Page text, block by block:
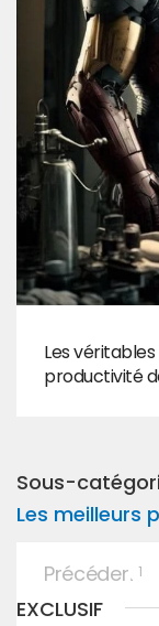
Les
productivité
Sous-
Les meilleurs
Précédent1
EXCLUSIF